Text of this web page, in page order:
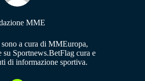
MME
a cura di MMEuropa,
su Sportnews.BetFlag cura e
di informazione sportiva.